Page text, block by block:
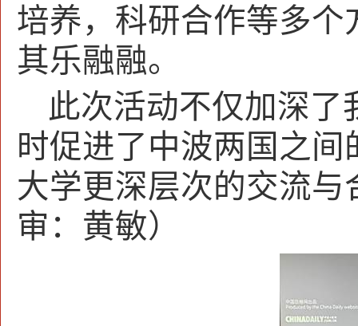
培养，科研合作等多
其乐融融。
此次活动不仅加深了
时促进了中波两国之
大学更深层次的交流
审：黄敏）